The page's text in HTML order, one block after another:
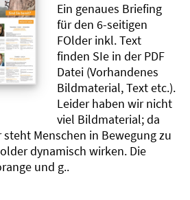
Ein genaues Briefing
für den 6-seitigen
FOlder inkl. Text
finden SIe in der PDF
Datei (Vorhandenes
Bildmaterial, Text etc.).
Leider haben wir nicht
viel Bildmaterial; da
Menschen in Bewegung zu
dynamisch wirken. Die
und g..